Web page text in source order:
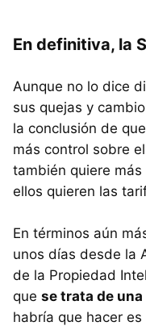
En definitiva, la
Aunque no lo dice
sus quejas y
la conclusión de que
más control sobre
también quiere
ellos quieren las
En términos aún
unos días desde la
de la Propiedad
que se trata de
habría que hacer es